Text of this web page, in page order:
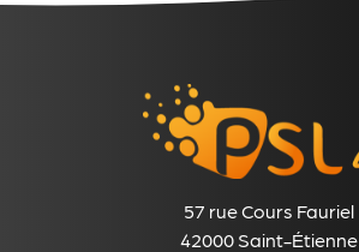
57 rue Cours Fauriel
42000 Saint-Étienne